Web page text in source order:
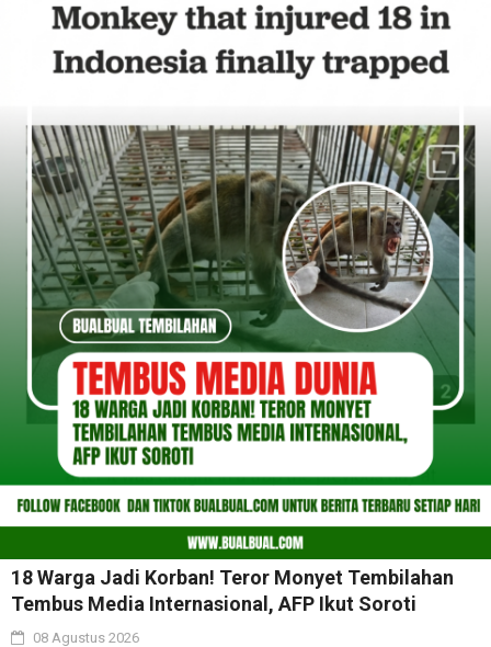
18 Warga Jadi Korban! Teror Monyet Tembilahan
Tembus Media Internasional, AFP Ikut Soroti
08 Agustus 2026